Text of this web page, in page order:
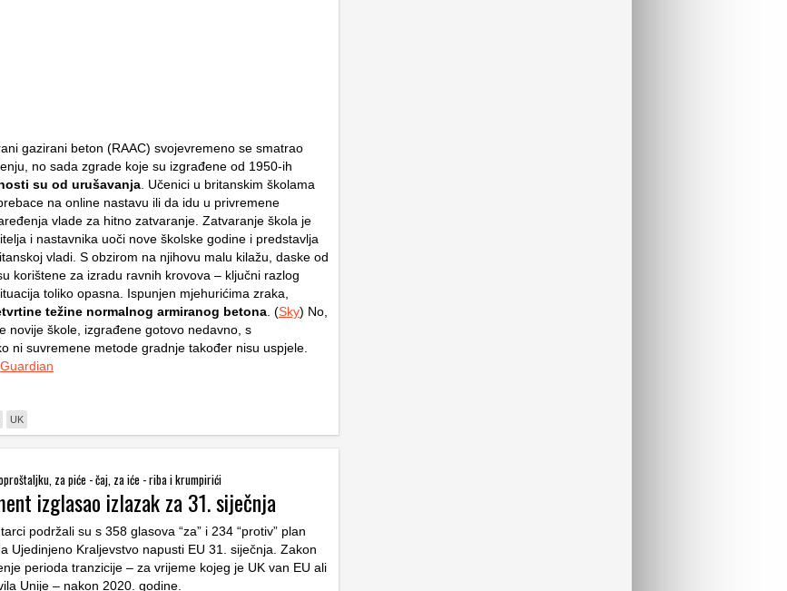
gazirani beton (RAAC) svojevremeno se smatrao
no sada zgrade koje su izgrađene od 1950-ih
su od urušavanja . Učenici u britanskim školama
na online nastavu ili da idu u privremene
vlade za hitno zatvaranje. Zatvaranje škola je
i nastavnika uoči nove školske godine i predstavlja
vladi. S obzirom na njihovu malu kilažu, daske od
korištene za izradu ravnih krovova – ključni razlog
toliko opasna. Ispunjen mjehurićima zraka,
težine normalnog armiranog betona . (Sky) No,
novije škole, izgrađene gotovo nedavno, s
ni suvremene metode gradnje također nisu uspjele.
Guardian
UK
za piće - čaj, za iće - riba i krumpirići
izglasao izlazak za 31. siječnja
podržali su s 358 glasova “za” i 234 “protiv” plan
Ujedinjeno Kraljevstvo napusti EU 31. siječnja. Zakon
perioda tranzicije – za vrijeme kojeg je UK van EU ali
Unije – nakon 2020. godine.